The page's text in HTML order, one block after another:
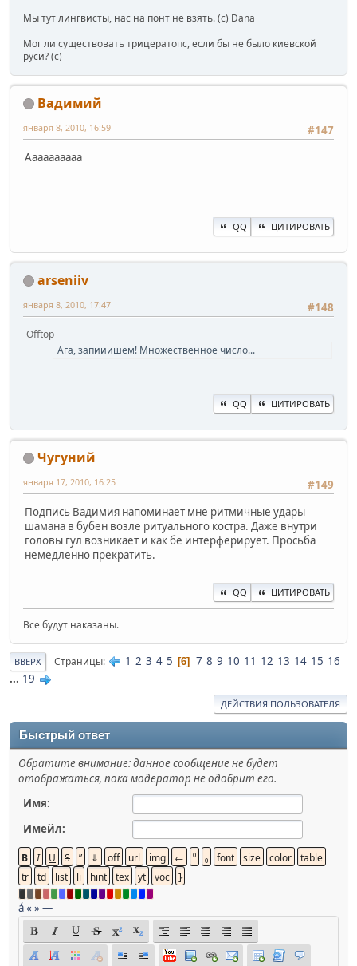
Мы тут лингвисты, нас на понт не взять. (с) Dana
Мог ли существовать трицератопс, если бы не было киевской
руси? (с)
Вадимий
#147
января 8, 2010, 16:59
Аааааааааа
QQ ЦИТИРОВАТЬ
arseniiv
#148
января 8, 2010, 17:47
Offtop
Ага, запииишем! Множественное число...
QQ ЦИТИРОВАТЬ
Чугуний
#149
января 17, 2010, 16:25
Подпись Вадимия напоминает мне ритмичные удары
шамана в бубен возле ритуального костра. Даже внутри
головы гул возникает и как бе интерферирует. Просьба
немедленно прекратить.
QQ ЦИТИРОВАТЬ
Все будут наказаны.
ВВЕРХ Страницы 1 2 3 4 5 6 7 8 9 10 11 12 13 14 15 16
... 19
ДЕЙСТВИЯ ПОЛЬЗОВАТЕЛЯ
Быстрый ответ
Обратите внимание: данное сообщение не будет
отображаться, пока модератор не одобрит его.
Имя:
Имейл:
á« »—